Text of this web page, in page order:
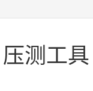
压测工具